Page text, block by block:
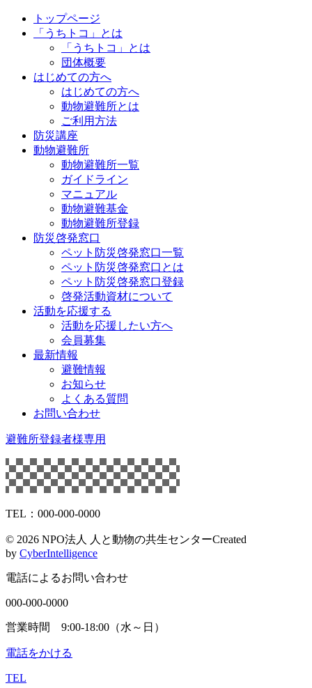
トップページ
「うちトコ」とは
「うちトコ」とは
団体概要
はじめての方へ
はじめての方へ
動物避難所とは
ご利用方法
防災講座
動物避難所
動物避難所一覧
ガイドライン
マニュアル
動物避難基金
動物避難所登録
防災啓発窓口
ペット防災啓発窓口一覧
ペット防災啓発窓口とは
ペット防災啓発窓口登録
啓発活動資材について
活動を応援する
活動を応援したい方へ
会員募集
最新情報
避難情報
お知らせ
よくある質問
お問い合わせ
避難所登録者様専用
TEL：000-000-0000
© 2026 NPO法人 人と動物の共生センターCreated
by CyberIntelligence
電話によるお問い合わせ
000-000-0000
営業時間 9:00-18:00（水～日）
電話をかける
TEL